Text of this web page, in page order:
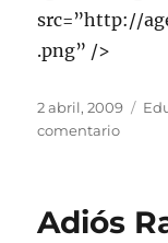
src=”http://
.png” />
Publicado
el
2 abril, 2009
comentarioen
Adiós